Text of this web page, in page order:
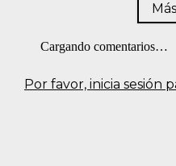
Por favor, inicia sesión
Cargando comentarios…